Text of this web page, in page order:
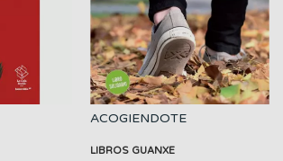
ACOGIENDOTE
LIBROS GUANXE